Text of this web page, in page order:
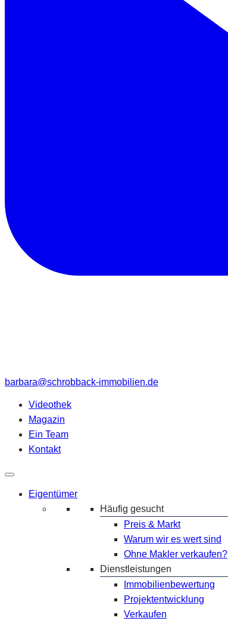
barbara@schrobback-immobilien.de
Videothek
Magazin
Ein Team
Kontakt
Eigentümer
Häufig gesucht
Preis & Markt
Warum wir es wert sind
Ohne Makler verkaufen?
Dienstleistungen
Immobilienbewertung
Projektentwicklung
Verkaufen